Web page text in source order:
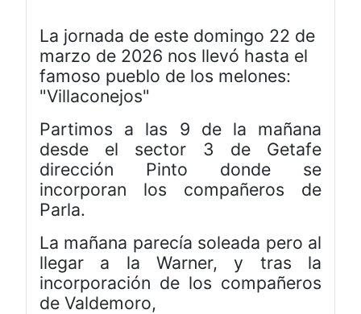
La jornada de este domingo 22 de
marzo de 2026 nos llevó hasta el
famoso pueblo de los melones:
"Villaconejos"
Partimos a las 9 de la mañana
desde el sector 3 de Getafe
dirección Pinto donde se
incorporan los compañeros de
Parla.
La mañana parecía soleada pero al
llegar a la Warner, y tras la
incorporación de los compañeros
de Valdemoro,